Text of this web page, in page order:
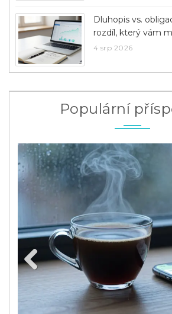
Dluhopis vs.
rozdíl, který vám
4 srp 2026
Populární